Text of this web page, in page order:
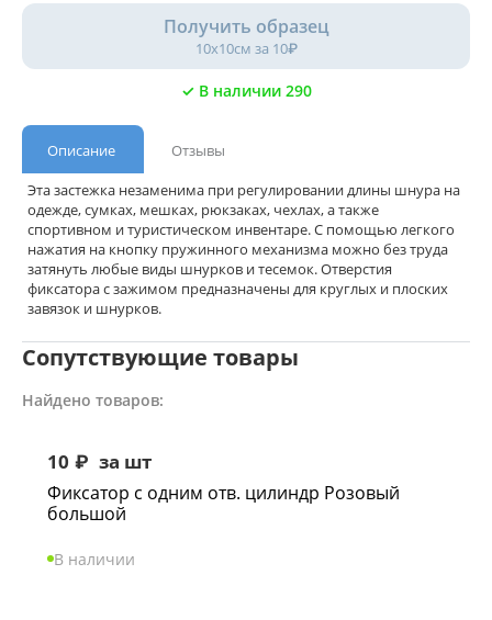
Получить образец
10х10см за 10₽
✓ В наличии 290
Описание
Отзывы
Эта застежка незаменима при регулировании длины шнура на
одежде, сумках, мешках, рюкзаках, чехлах, а также
спортивном и туристическом инвентаре. С помощью легкого
нажатия на кнопку пружинного механизма можно без труда
затянуть любые виды шнурков и тесемок. Отверстия
фиксатора с зажимом предназначены для круглых и плоских
завязок и шнурков.
Сопутствующие товары
Найдено товаров:
10 ₽ за шт
Фиксатор с одним отв. цилиндр Розовый
большой
В наличии